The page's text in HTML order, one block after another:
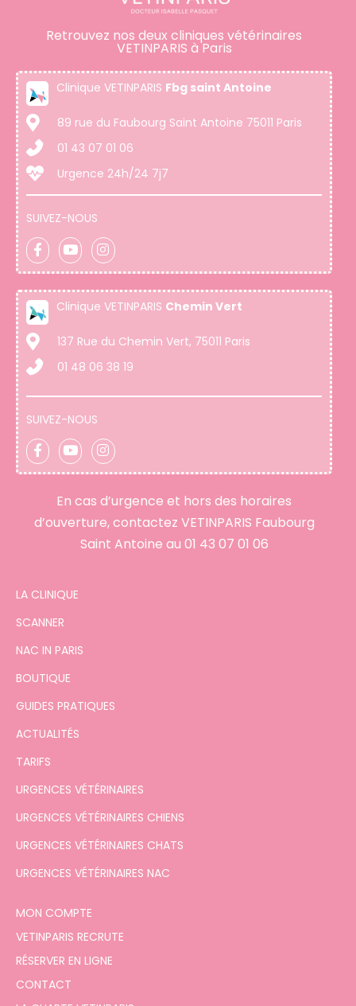
Retrouvez nos deux cliniques vétérinaires
VETINPARIS à Paris
Clinique VETINPARIS Fbg saint Antoine
89 rue du Faubourg Saint Antoine 75011 Paris
01 43 07 01 06
Urgence 24h/24 7j7
SUIVEZ-NOUS
Clinique VETINPARIS Chemin Vert
137 Rue du Chemin Vert, 75011 Paris
01 48 06 38 19
SUIVEZ-NOUS
En cas d’urgence et hors des horaires
d’ouverture, contactez VETINPARIS Faubourg
Saint Antoine au 01 43 07 01 06
LA CLINIQUE
SCANNER
NAC IN PARIS
BOUTIQUE
GUIDES PRATIQUES
ACTUALITÉS
TARIFS
URGENCES VÉTÉRINAIRES
URGENCES VÉTÉRINAIRES CHIENS
URGENCES VÉTÉRINAIRES CHATS
URGENCES VÉTÉRINAIRES NAC
MON COMPTE
VETINPARIS RECRUTE
RÉSERVER EN LIGNE
CONTACT